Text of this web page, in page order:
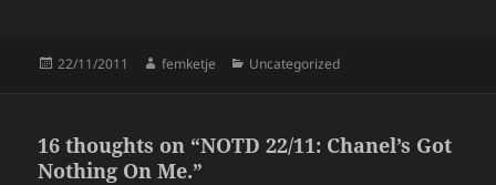
Posted
22/11/2011 Author
femketje Categories
Uncategorized
16 thoughts on “NOTD 22/11: Chanel’s Got
Nothing On Me.”